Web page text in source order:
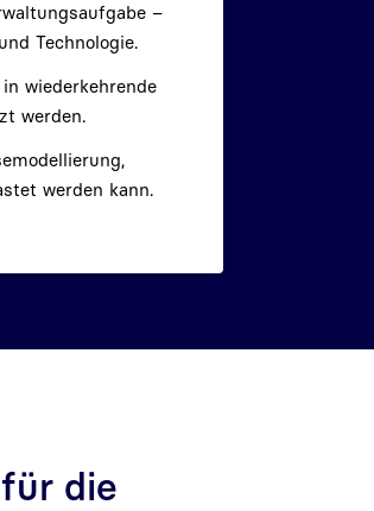
–
Technologie.
wiederkehrende
werden.
werden kann.
die